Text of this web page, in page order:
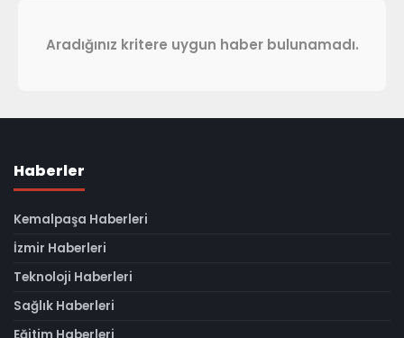
Aradığınız kritere uygun haber bulunamadı.
Haberler
Kemalpaşa Haberleri
İzmir Haberleri
Teknoloji Haberleri
Sağlık Haberleri